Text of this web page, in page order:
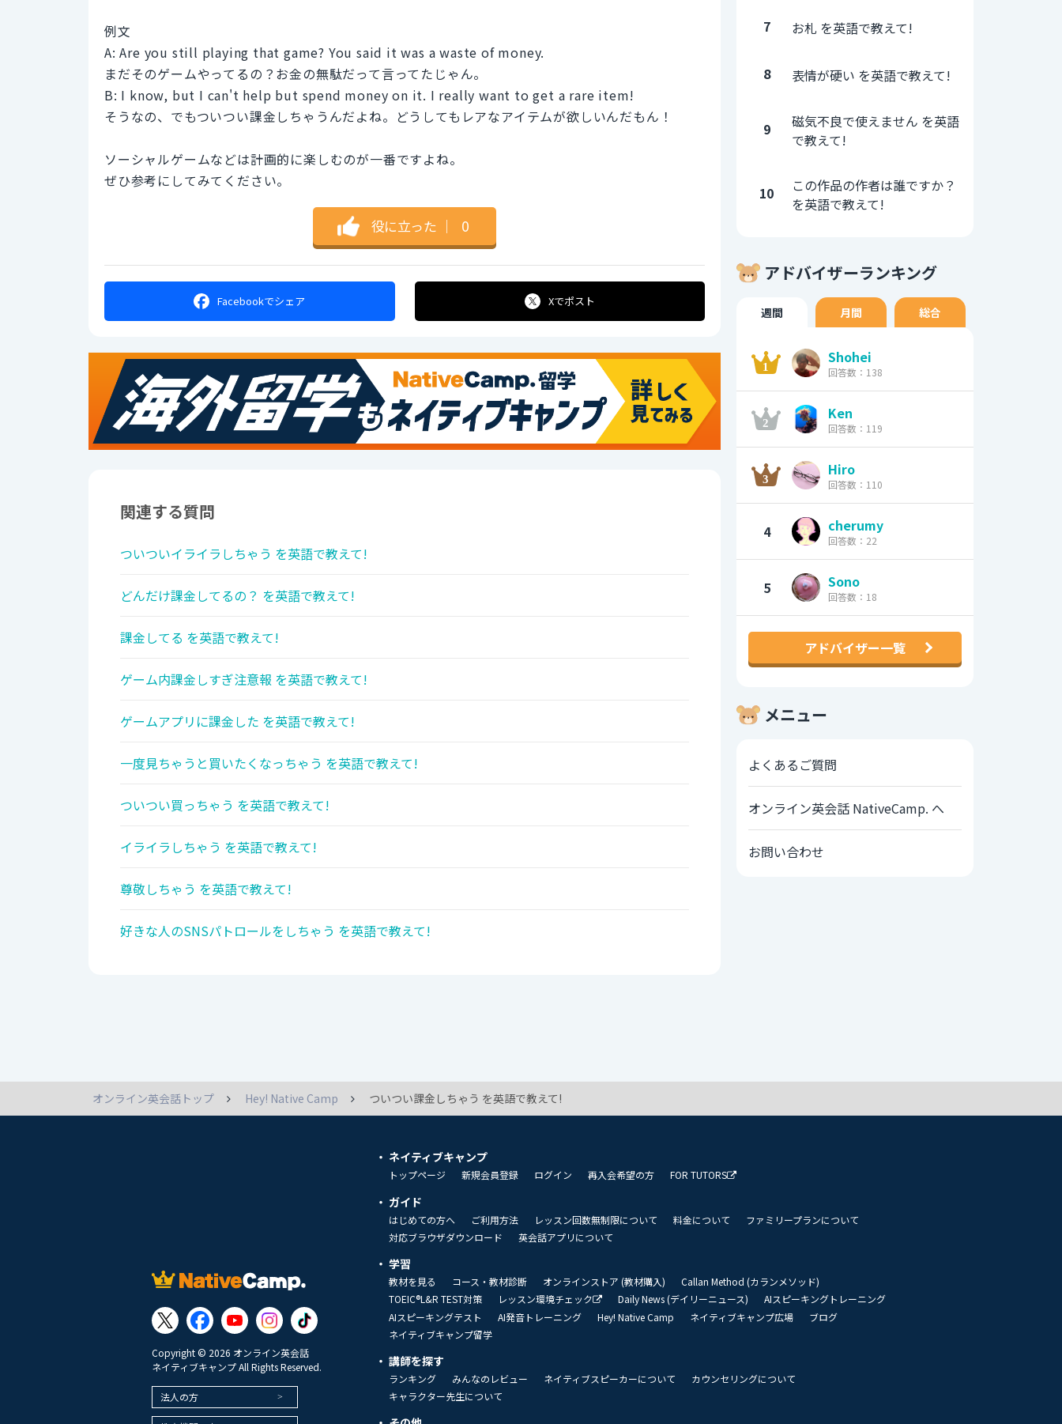
例文
A: Are you still playing that game? You said it was a waste of money.
まだそのゲームやってるの？お金の無駄だって言ってたじゃん。
B: I know, but I can't help but spend money on it. I really want to get a rare item!
そうなの、でもついつい課金しちゃうんだよね。どうしてもレアなアイテムが欲しいんだもん！
ソーシャルゲームなどは計画的に楽しむのが一番ですよね。
ぜひ参考にしてみてください。
役に立った ｜ 0
Facebookでシェア Xでポスト
関連する質問
ついついイライラしちゃう を英語で教えて!
どんだけ課金してるの？ を英語で教えて!
課金してる を英語で教えて!
ゲーム内課金しすぎ注意報 を英語で教えて!
ゲームアプリに課金した を英語で教えて!
一度見ちゃうと買いたくなっちゃう を英語で教えて!
ついつい買っちゃう を英語で教えて!
イライラしちゃう を英語で教えて!
尊敬しちゃう を英語で教えて!
好きな人のSNSパトロールをしちゃう を英語で教えて!
7 お札 を英語で教えて!
8 表情が硬い を英語で教えて!
9
磁気不良で使えません を英語
で教えて!
10
この作品の作者は誰ですか？
を英語で教えて!
アドバイザーランキング
週間 月間 総合
Shohei
回答数：138
Ken
回答数：119
Hiro
回答数：110
4 cherumy
回答数：22
5 Sono
回答数：18
アドバイザー一覧
メニュー
よくあるご質問
オンライン英会話 NativeCamp. へ
お問い合わせ
オンライン英会話トップ Hey! Native Camp ついつい課金しちゃう を英語で教えて!
Copyright © 2026 オンライン英会話
ネイティブキャンプ All Rights Reserved.
法人の方
ネイティブキャンプ
トップページ 新規会員登録 ログイン 再入会希望の方 FOR TUTORS
ガイド
はじめての方へ ご利用方法 レッスン回数無制限について 料金について
ファミリープランについて
対応ブラウザダウンロード
英会話アプリについて
学習
教材を見る コース・教材診断 オンラインストア (教材購入)
Callan Method (カランメソッド)
TOEIC®L&R TEST対策
レッスン環境チェック Daily News (デイリーニュース)
AIスピーキングトレーニング
AIスピーキングテスト
AI発音トレーニング Hey! Native Camp ネイティブキャンプ広場
ブログ
ネイティブキャンプ留学
講師を探す
ランキング みんなのレビュー ネイティブスピーカーについて
カウンセリングについて
キャラクター先生について